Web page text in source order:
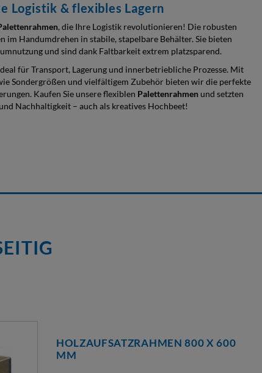
Logistik & flexibles Lagern
, die Ihre Logistik revolutionieren! Die robusten
im Handumdrehen in stabile, stapelbare Behälter. Sie bieten
und sind dank Faltbarkeit extrem platzsparend.
für Transport, Lagerung und innerbetriebliche Prozesse. Mit
Sondergrößen und vielfältigem Zubehör bieten wir die perfekte
Kaufen Sie unsere flexiblen Palettenrahmen und setzten
Nachhaltigkeit – auch als kreatives Hochbeet!
HOLZAUFSATZRAHMEN 800 X 600
MM